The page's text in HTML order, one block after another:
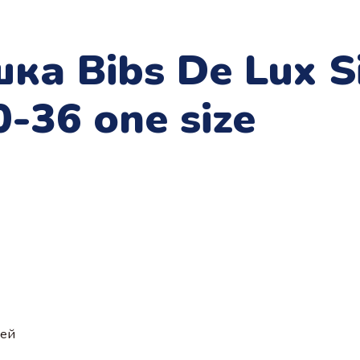
Bibs De Lux
36 one size